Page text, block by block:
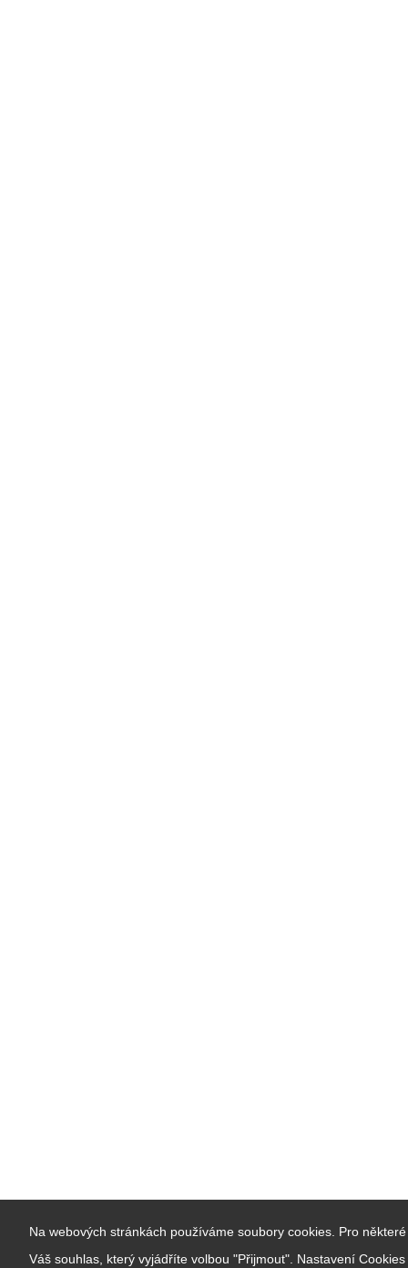
Na webových stránkách používáme soubory cookies. Pro
Váš souhlas, který vyjádříte volbou "Přijmout". Nastavení